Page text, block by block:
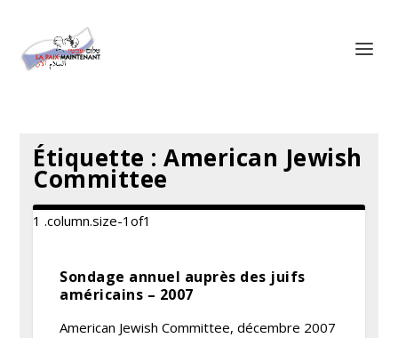
Étiquette :American Jewish
Committee
Sondage annuel auprès des juifs
américains – 2007
American Jewish Committee, décembre 2007